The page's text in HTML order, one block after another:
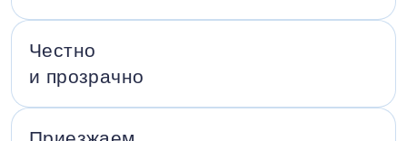
Честно
и прозрачно